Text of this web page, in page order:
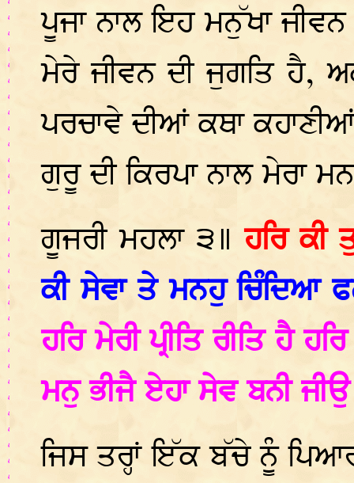
ਪੂਜਾ ਨਾਲ ਇਹ ਮਨੁੱਖਾ
ਮੇਰੇ ਜੀਵਨ ਦੀ ਜੁਗਤਿ ਹੈ,
ਪਰਚਾਵੇ ਦੀਆਂ ਕਥਾ
ਗੁਰੂ ਦੀ ਕਿਰਪਾ ਨਾਲ ਮੇਰਾ
ਗੂਜਰੀ ਮਹਲਾ ੩॥ਹਰਿ ਕੀ
ਕੀ ਸੇਵਾ ਤੇ ਮਨਹੁ ਚਿੰਦਿਆ
ਹਰਿ ਮੇਰੀ ਪ੍ਰੀਤਿ ਰੀਤਿ ਹੈ
ਮਨੁ ਭੀਜੈ ਏਹਾ ਸੇਵ ਬਨੀ
ਜਿਸ ਤਰ੍ਹਾਂ ਇੱਕ ਬੱਚੇ ਨੂੰ